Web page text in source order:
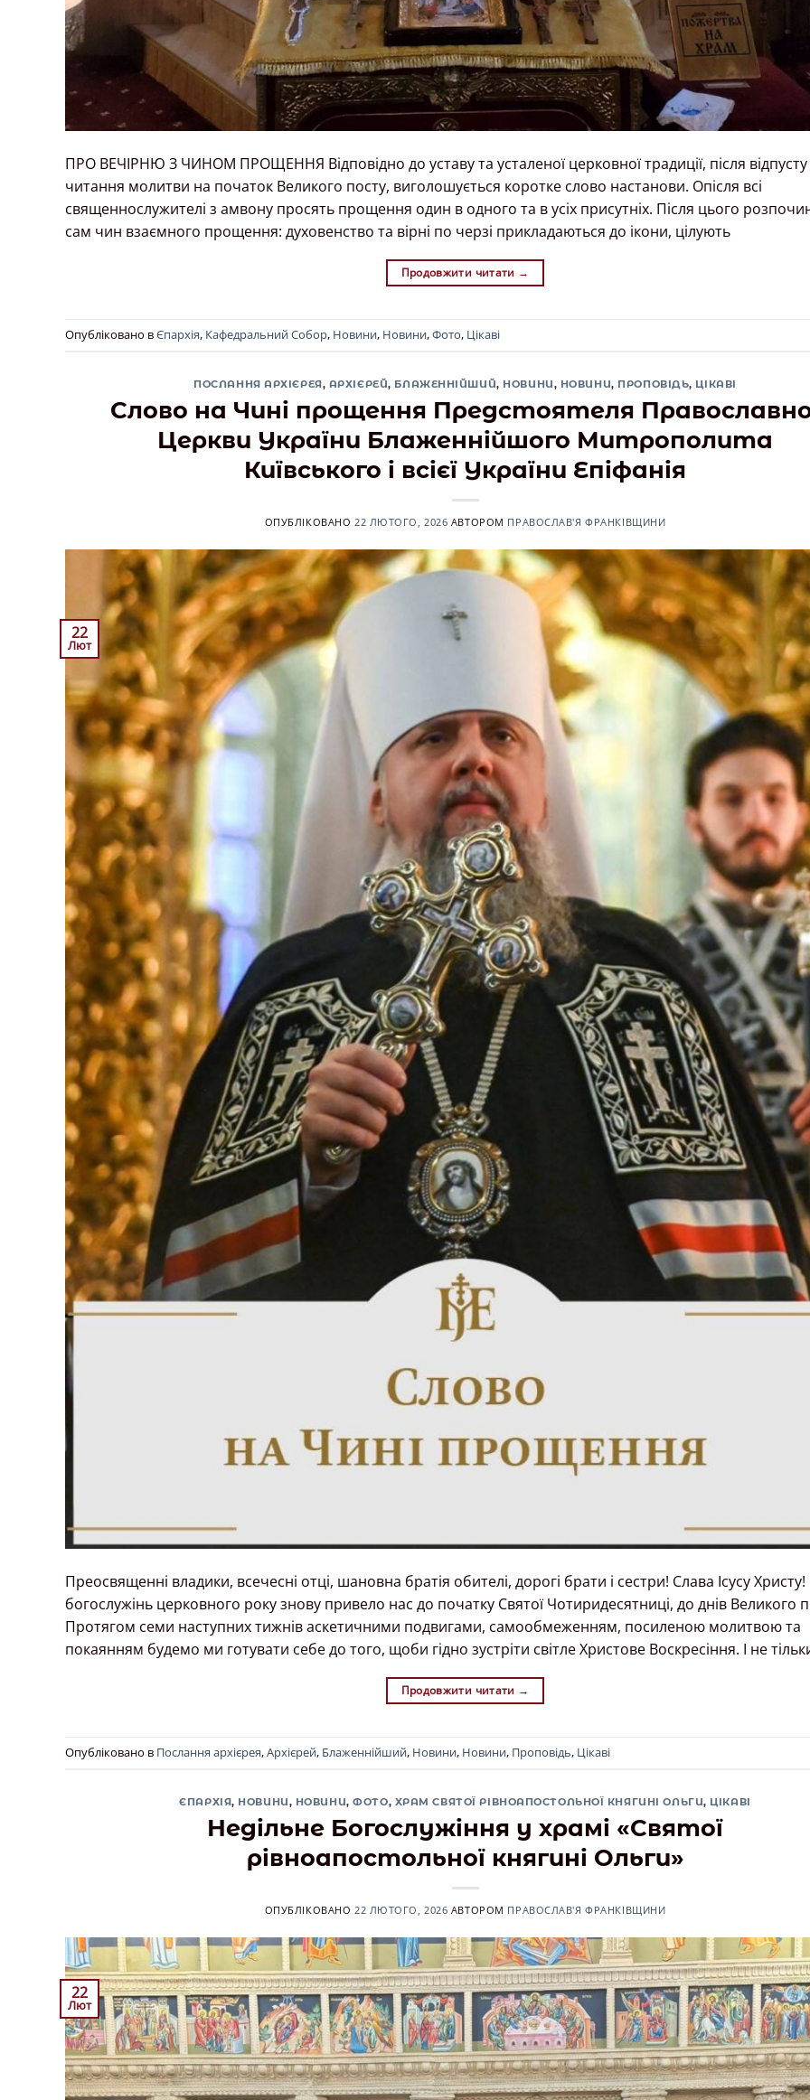
ПРО ВЕЧІРНЮ З ЧИНОМ ПРОЩЕННЯ Відповідно до уставу та усталеної церковної традиції, після відпусту
читання молитви на початок Великого посту, виголошується коротке слово настанови. Опісля всі
священнослужителі з амвону просять прощення один в одного та в усіх присутніх. Після цього
сам чин взаємного прощення: духовенство та вірні по черзі прикладаються до ікони, цілують
Продовжити читати →
Опубліковано вЄпархія, Кафедральний Собор, Новини, Новини,Фото, Цікаві
ПОСЛАННЯ АРХІЄРЕЯ, АРХІЄРЕЙ, БЛАЖЕННІЙШИЙ, НОВИНИ, НОВИНИ, ПРОПОВІДЬ, ЦІКАВІ
Слово на Чині прощення Предстоятеля
Церкви України Блаженнійшого Митрополита
Київського і всієї України Епіфанія
ОПУБЛІКОВАНО 22 ЛЮТОГО, 2026 АВТОРОМ ПРАВОСЛАВ'Я ФРАНКІВЩИНИ
22
Лют
Преосвященні владики, всечесні отці, шановна братія обителі, дорогі брати і сестри! Слава Ісусу
богослужінь церковного року знову привело нас до початку Святої Чотиридесятниці, до днів Великого
Протягом семи наступних тижнів аскетичними подвигами, самообмеженням, посиленою молитвою та
покаянням будемо ми готувати себе до того, щоби гідно зустріти світле Христове Воскресіння. І не
Продовжити читати →
Опубліковано в Послання архієрея,Архієрей, Блаженнійший, Новини, Новини, Проповідь, Цікаві
ЄПАРХІЯ, НОВИНИ, НОВИНИ,ФОТО, ХРАМ СВЯТОЇ РІВНОАПОСТОЛЬНОЇ КНЯГИНІ ОЛЬГИ, ЦІКАВІ
Недільне Богослужіння у храмі «Святої
рівноапостольної княгині Ольги»
ОПУБЛІКОВАНО 22 ЛЮТОГО, 2026 АВТОРОМ ПРАВОСЛАВ'Я ФРАНКІВЩИНИ
22
Лют